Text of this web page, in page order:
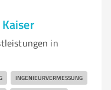
in
INGENIEURVERMESSUNG